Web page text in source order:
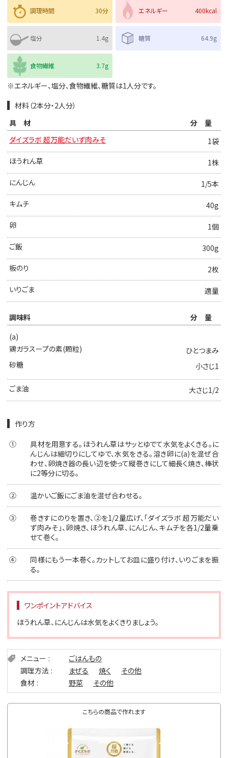
調理時間 30分 エネルギー 400kcal
塩分 1.4g 糖質 64.9g
食物繊維 3.7g
※エネルギー、塩分、食物繊維、糖質は1人分です。
材料（2本分・2人分）
具材
分量
ダイズラボ 超万能だいず肉みそ
1袋
ほうれん草
1株
にんじん
1/5本
キムチ
40g
卵
1個
ご飯
300g
板のり
2枚
いりごま
適量
調味料
分量
(a)
鶏ガラスープの素(顆粒)
ひとつまみ
砂糖
小さじ1
ごま油 大さじ1/2
作り方
①
具材を用意する。ほうれん草はサッとゆでて水気をよくきる。に
んじんは細切りにしてゆで、水気をきる。溶き卵に(a)を混ぜ合
わせ、卵焼き器の長い辺を使って縦巻きにして細長く焼き、棒状
に2等分に切る。
② 温かいご飯にごま油を混ぜ合わせる。
③
巻きすにのりを置き、②を1/2量広げ、「ダイズラボ 超万能だい
ず肉みそ」、卵焼き、ほうれん草、にんじん、キムチを各1/2量乗
せて巻く。
④
同様にもう一本巻く。カットしてお皿に盛り付け、いりごまを振
る。
ワンポイントアドバイス
ほうれん草、にんじんは水気をよくきりましょう。
メニュー
ごはんもの
調理方法
まぜる 焼く
その他
食材
野菜 その他
こちらの商品で作れます